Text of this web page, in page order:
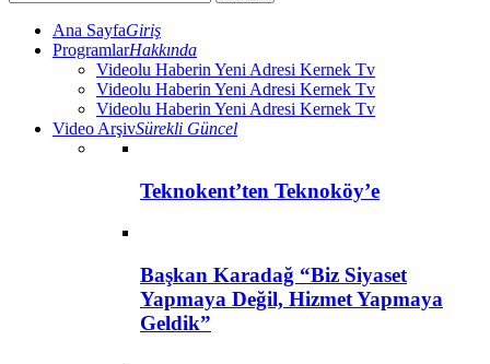
Ana SayfaGiriş
ProgramlarHakkında
Videolu Haberin Yeni Adresi Kernek Tv
Videolu Haberin Yeni Adresi Kernek Tv
Videolu Haberin Yeni Adresi Kernek Tv
Video ArşivSürekli Güncel
Teknokent’ten Teknoköy’e
Başkan Karadağ “Biz Siyaset
Yapmaya Değil, Hizmet Yapmaya
Geldik”